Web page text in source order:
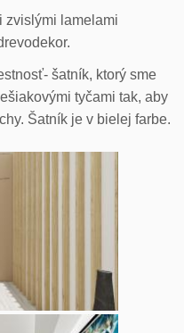
zvislými lamelami
šatník, ktorý sme
tyčami tak, aby
Šatník je v bielej farbe.